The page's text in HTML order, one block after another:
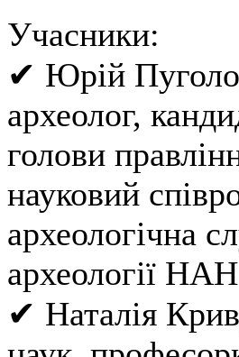
Учасники:
✔ Юрій
археолог,
голови
науковий
археологічна
археології
✔ Наталія